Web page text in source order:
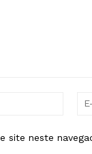
site neste